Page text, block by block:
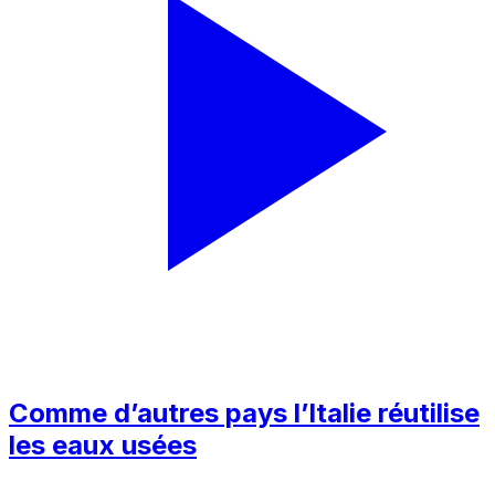
Comme d’autres pays l’Italie réutilise
les eaux usées